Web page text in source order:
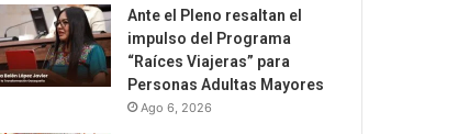
Ante el Pleno resaltan el
impulso del Programa
“Raíces Viajeras” para
Personas Adultas Mayores
Ago 6, 2026